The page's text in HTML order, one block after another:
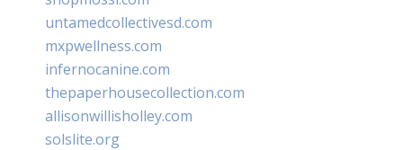
untamedcollectivesd.com
mxpwellness.com
infernocanine.com
thepaperhousecollection.com
allisonwillisholley.com
solslite.org